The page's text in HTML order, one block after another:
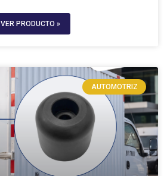
VER PRODUCTO »
AUTOMOTRIZ